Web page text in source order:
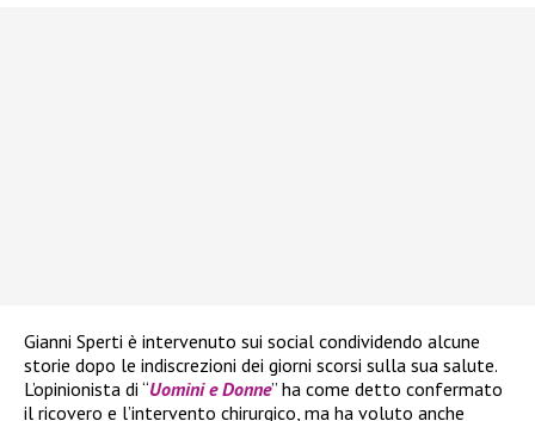
Gianni Sperti è intervenuto sui social condividendo alcune
storie dopo le indiscrezioni dei giorni scorsi sulla sua salute.
L’opinionista di “Uomini e Donne” ha come detto confermato
il ricovero e l’intervento chirurgico, ma ha voluto anche